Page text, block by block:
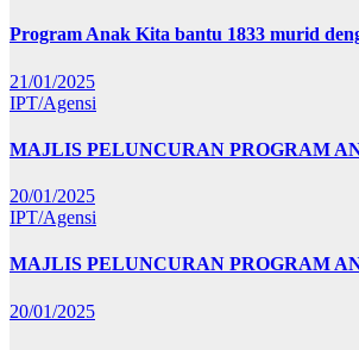
Program Anak Kita bantu 1833 murid
21/01/2025
IPT/Agensi
MAJLIS PELUNCURAN PROGRAM
20/01/2025
IPT/Agensi
MAJLIS PELUNCURAN PROGRAM
20/01/2025